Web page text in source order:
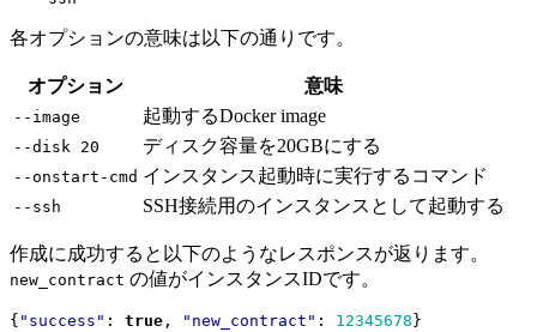
各オプションの意味は以下の通りです。
オプション 意味
--image 起動するDocker image
--disk 20 ディスク容量を20GBにする
--onstart-cmd インスタンス起動時に実行するコマンド
--ssh SSH接続用のインスタンスとして起動する
作成に成功すると以下のようなレスポンスが返ります。
new_contract の値がインスタンスIDです。
{ "success" : true , "new_contract" : 12345678 }